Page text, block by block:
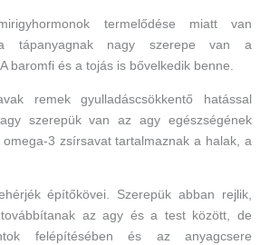
termelődése miatt van
tápanyagnak nagy szerepe van a
baromfi és a tojás is bővelkedik benne.
remek gyulladáscsökkentő hatással
szerepük van az agy egészségének
3 zsírsavat tartalmaznak a halak, a
építőkövei. Szerepük abban rejlik,
továbbítanak az agy és a test között, de
felépítésében és az anyagcsere